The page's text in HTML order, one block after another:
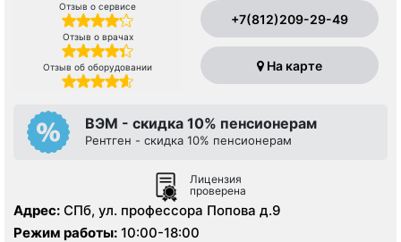
Отзыв о сервисе
Отзыв о врачах
Отзыв об оборудовании
+7(812)209-29-49
На карте
ВЭМ - скидка 10% пенсионерам
Рентген - скидка 10% пенсионерам
Лицензия
проверена
Адрес: СПб, ул. профессора Попова д.9
Режим работы: 10:00-18:00